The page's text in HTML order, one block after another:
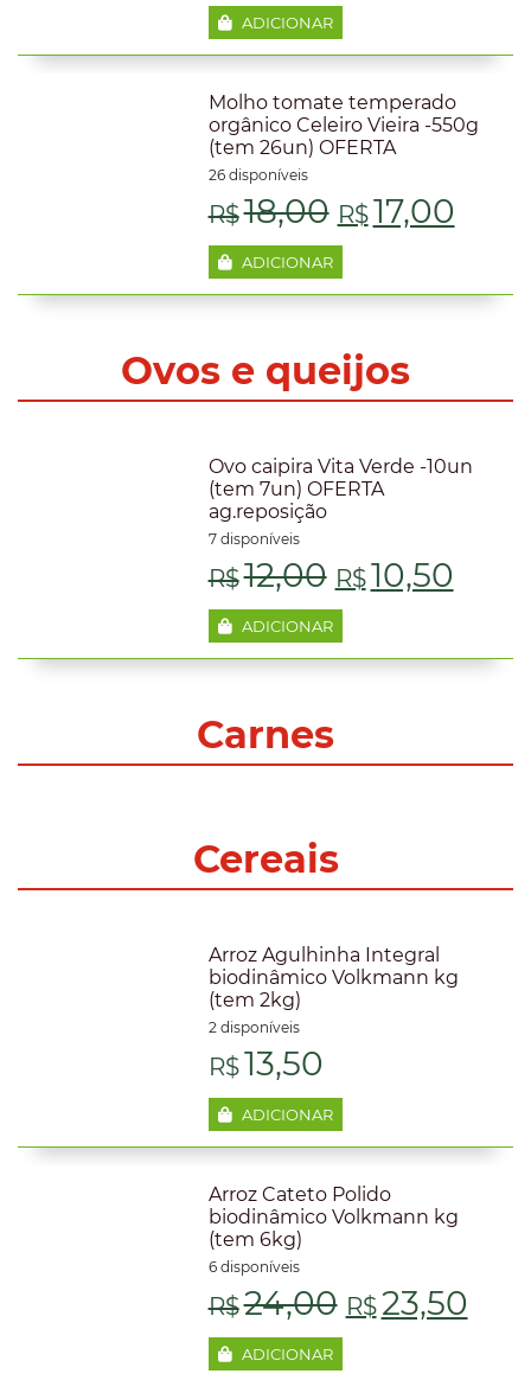
ADICIONAR
Molho tomate temperado
orgânico Celeiro Vieira -550g
(tem 26un) OFERTA
26 disponíveis
R$18,00 O
original
era:
R$18,00.
R$17,00
ADICIONAR
Ovos e queijos
Ovo caipira Vita Verde -10un
(tem 7un) OFERTA
ag.reposição
7 disponíveis
R$12,00 O
original
R$12,00.
R$10,50
ADICIONAR
Carnes
Cereais
Arroz Agulhinha Integral
biodinâmico Volkmann kg
(tem 2kg)
2 disponíveis
R$13,50
ADICIONAR
Arroz Cateto Polido
biodinâmico Volkmann kg
(tem 6kg)
6 disponíveis
R$24,00 O
R$23,50
ADICIONAR